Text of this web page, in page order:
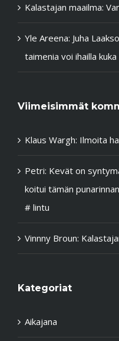
Kalastajan maailma:
Yle Areena: Juha
taimenia voi ihailla
Viimeisimmät
Klaus Wargh: Ilmoita
Petri: Kevät on
koitui tämän
# lintu
Vinnny Broun:
Kategoriat
Aikajana